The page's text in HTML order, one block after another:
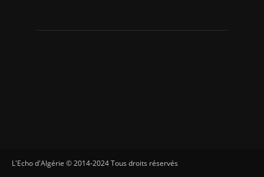
L'Echo d'Algérie © 2014-2024 Tous droits réservés